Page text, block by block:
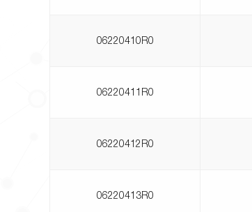
06220410R0
06220411R0
06220412R0
06220413R0